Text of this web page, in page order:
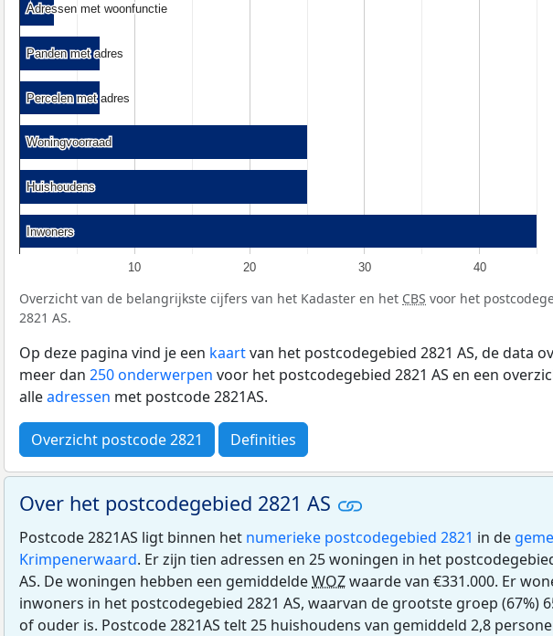
10 20 30 40
Adressen met woonfunctie
Adressen met woonfunctie
Panden met adres
Panden met adres
Percelen met adres
Percelen met adres
Woningvoorraad
Woningvoorraad
Huishoudens
Huishoudens
Inwoners
Inwoners
Overzicht van de belangrijkste cijfers van het Kadaster en het CBS voor het
2821 AS.
Op deze pagina vind je een kaartvan het postcodegebied 2821 AS, de data
meer dan 250 onderwerpen voor het postcodegebied 2821 AS en een
alleadressen met postcode 2821AS.
Overzicht postcode 2821 Definities
Over het postcodegebied 2821 AS
Postcode 2821AS ligt binnen het numerieke postcodegebied 2821 in de
Krimpenerwaard. Er zijn tien adressen en 25 woningen in het
AS. De woningen hebben een gemiddeldeWOZwaarde van €331.000. Er
inwoners in het postcodegebied 2821 AS, waarvan de grootste groep (67%)
of ouder is. Postcode 2821AS telt 25 huishoudens van gemiddeld 2,8